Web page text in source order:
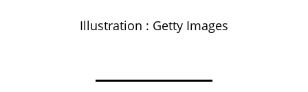
Illustration : Getty Images